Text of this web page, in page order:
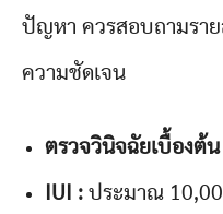
ปัญหา ควรสอบถามราย
ความชัดเจน
ตรวจวินิจฉัยเบื้องต้น
IUI : ประมาณ